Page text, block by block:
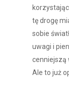
tę drogę
sobie
uwagi i
cenniejszą
Ale to już